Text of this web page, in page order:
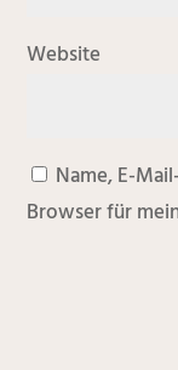
Website
Name, E-
Browser für